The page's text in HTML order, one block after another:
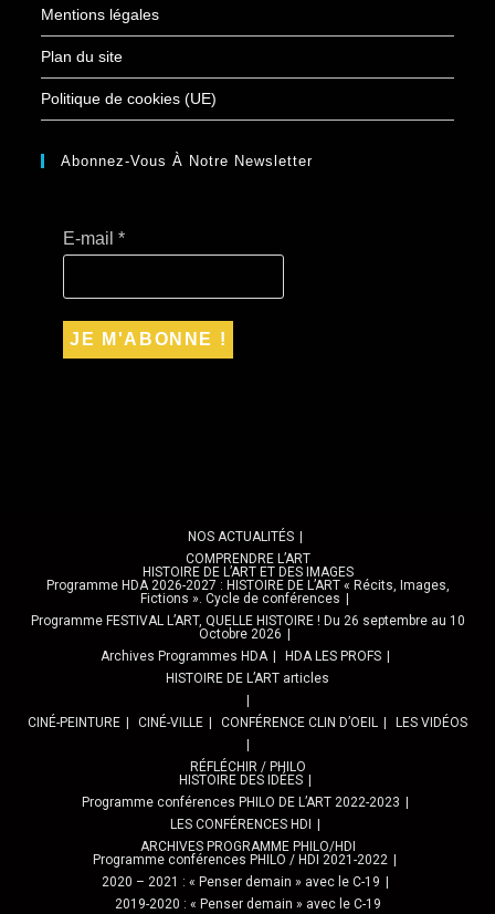
Mentions légales
Plan du site
Politique de cookies (UE)
Abonnez-Vous À Notre Newsletter
E-mail*
NOS ACTUALITÉS
COMPRENDRE L’ART
HISTOIRE DE L’ART ET DES IMAGES
Programme HDA 2026-2027 : HISTOIRE DE L’ART « Récits, Images,
Fictions ». Cycle de conférences
Programme FESTIVAL L’ART, QUELLE HISTOIRE ! Du 26 septembre au 10
Octobre 2026
Archives Programmes HDA
HDA LES PROFS
HISTOIRE DE L’ART articles
CINÉ-PEINTURE CINÉ-VILLE CONFÉRENCE CLIN D’OEIL LES VIDÉOS
RÉFLÉCHIR / PHILO
HISTOIRE DES IDÉES
Programme conférences PHILO DE L’ART 2022-2023
LES CONFÉRENCES HDI
ARCHIVES PROGRAMME PHILO/HDI
Programme conférences PHILO / HDI 2021-2022
2020 – 2021 : « Penser demain » avec le C-19
2019-2020 : « Penser demain » avec le C-19